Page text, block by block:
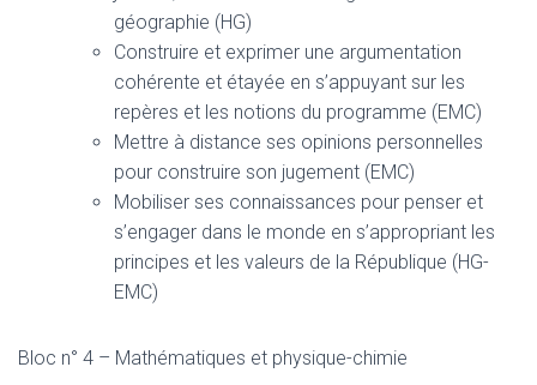
géographie (HG)
Construire et exprimer une argumentation
cohérente et étayée en s’appuyant sur les
repères et les notions du programme (EMC)
Mettre à distance ses opinions personnelles
pour construire son jugement (EMC)
Mobiliser ses connaissances pour penser et
s’engager dans le monde en s’appropriant les
principes et les valeurs de la République (HG-
EMC)
Bloc n° 4 – Mathématiques et physique-chimie